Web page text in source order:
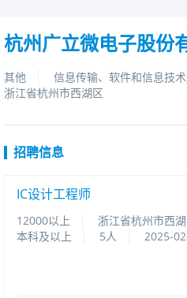
杭州广立微电子股份
其他 信息传输、软件和信息技
浙江省杭州市西湖区
招聘信息
IC设计工程师
12000以上 浙江省杭州市西
本科及以上
5人
2025-